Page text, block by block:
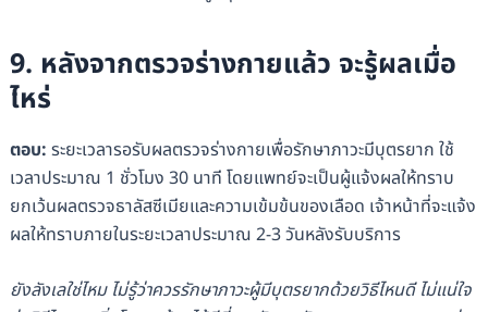
9. หลังจากตรวจร่างกายแล้ว จะรู้ผลเมื่อ
ไหร่
ตอบ: ระยะเวลารอรับผลตรวจร่างกายเพื่อรักษาภาวะมีบุตรยาก ใช้
เวลาประมาณ 1 ชั่วโมง 30 นาที โดยแพทย์จะเป็นผู้แจ้งผลให้ทราบ
ยกเว้นผลตรวจธาลัสซีเมียและความเข้มข้นของเลือด เจ้าหน้าที่จะแจ้ง
ผลให้ทราบภายในระยะเวลาประมาณ 2-3 วันหลังรับบริการ
ยังลังเลใช่ไหม ไม่รู้ว่าควรรักษาภาวะผู้มีบุตรยากด้วยวิธีไหนดี ไม่แน่ใจ